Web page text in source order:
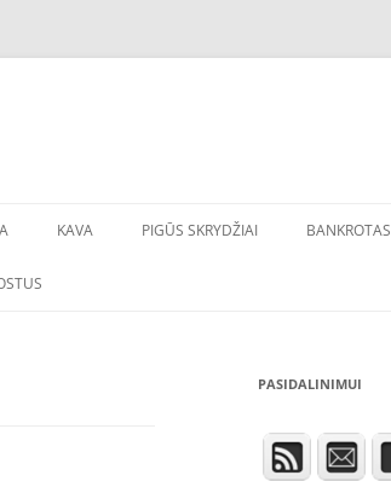
KAVA PIGŪS SKRYDŽIAI BANKROTAS
PASIDALINIMUI